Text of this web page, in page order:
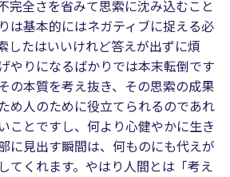
完全さを省みて思索に沈み込むこと
は基本的にはネガティブに捉える必
したはいいけれど答えが出ずに煩
やりになるばかりでは本末転倒です
本質を考え抜き、その思索の成果
め人のために役立てられるのであれ
ことですし、何より心健やかに生き
に見出す瞬間は、何ものにも代えが
てくれます。やはり人間とは「考え